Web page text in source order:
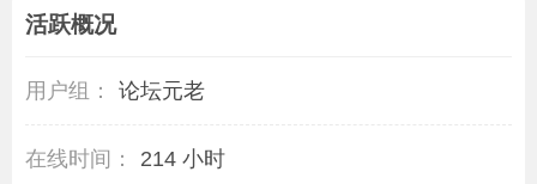
活跃概况
用户组： 论坛元老
在线时间：
214 小时